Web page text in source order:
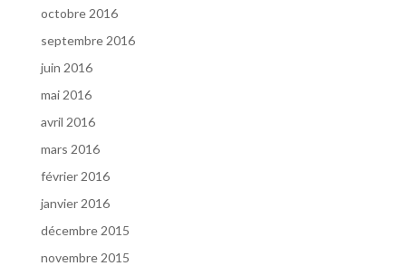
octobre 2016
septembre 2016
juin 2016
mai 2016
avril 2016
mars 2016
février 2016
janvier 2016
décembre 2015
novembre 2015